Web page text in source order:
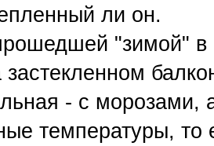
ли он.
"зимой" в
застекленном
- с морозами,
температуры,